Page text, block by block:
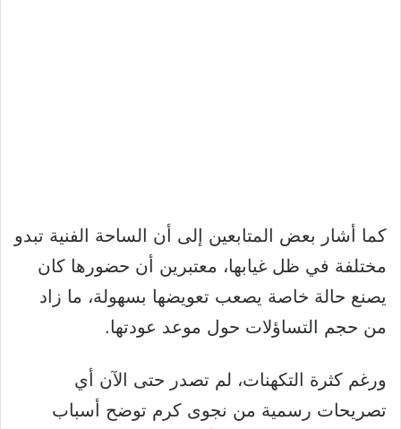
كما أشار بعض المتابعين إلى أن الساحة الفنية تبدو
مختلفة في ظل غيابها، معتبرين أن حضورها كان
يصنع حالة خاصة يصعب تعويضها بسهولة، ما زاد
من حجم التساؤلات حول موعد عودتها.
ورغم كثرة التكهنات، لم تصدر حتى الآن أي
تصريحات رسمية من نجوى كرم توضح أسباب